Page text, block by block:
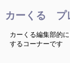
カーくる プ
カーくる編集部的
するコーナーです